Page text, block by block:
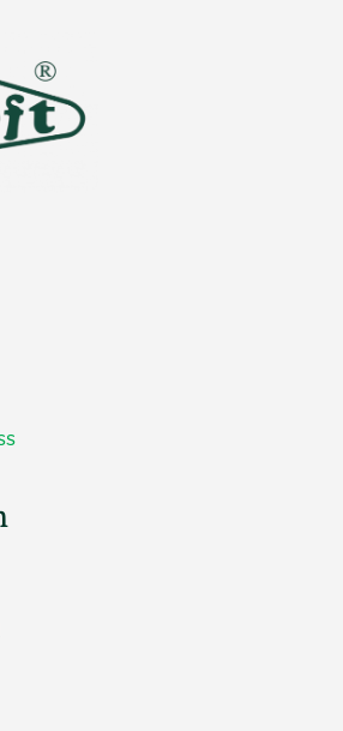
funerarias y tanatorios:
y cómo
para tu empresa